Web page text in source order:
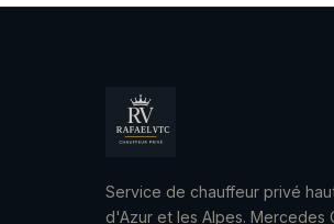
Service de chauffeur privé
d'Azur et les Alpes. Mercedes